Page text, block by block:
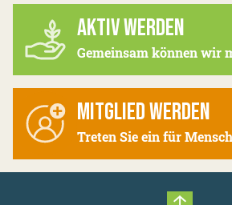
AKTIV WERDEN
Gemeinsam können wir
MITGLIED WERDEN
Treten Sie ein für